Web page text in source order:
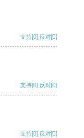
支持[0] 反对[0]
支持[0] 反对[0]
支持[0] 反对[0]